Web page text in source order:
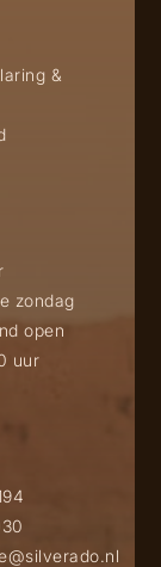
&
zondag
open
uur